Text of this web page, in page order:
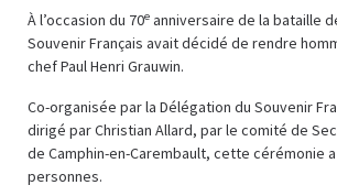
À l’occasion du 70e anniversaire de la bataille
Souvenir Français avait décidé de rendre
chef Paul Henri Grauwin.
Co-organisée par la Délégation du Souvenir
dirigé par Christian Allard, par le comité de
de Camphin-en-Carembault, cette cérémonie
personnes.